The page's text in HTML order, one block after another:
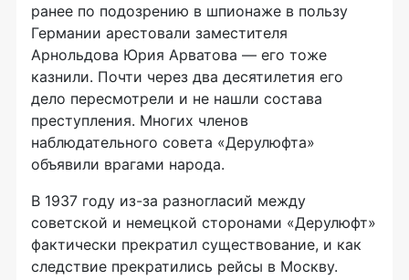
ранее по подозрению в шпионаже в пользу
Германии арестовали заместителя
Арнольдова Юрия Арватова — его тоже
казнили. Почти через два десятилетия его
дело пересмотрели и не нашли состава
преступления. Многих членов
наблюдательного совета «Дерулюфта»
объявили врагами народа.
В 1937 году из-за разногласий между
советской и немецкой сторонами «Дерулюфт»
фактически прекратил существование, и как
следствие прекратились рейсы в Москву.